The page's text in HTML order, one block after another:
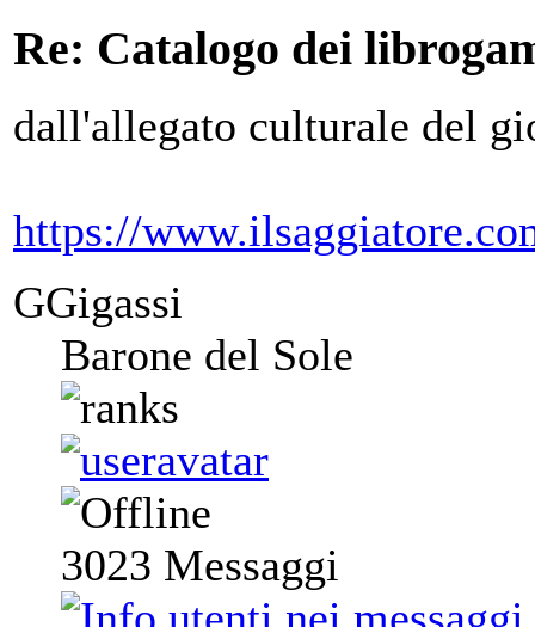
Re: Catalogo dei
dall'allegato culturale del
https://
GGigassi
Barone del Sole
3023 Messaggi